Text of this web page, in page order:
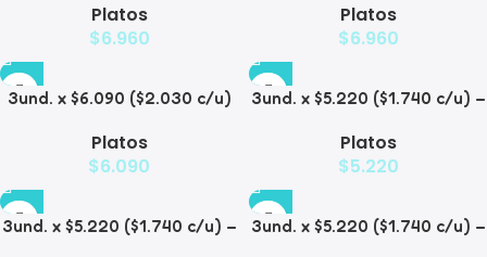
Mascotas
Platos
$6.960
Pollito
Platos
$6.960
3und. x $6.090 ($2.030 c/u)
Platos
$6.090
3und. x $5.220 ($1.740 c/u) –
Platos
$5.220
3und. x $5.220 ($1.740 c/u) –
3und. x $5.220 ($1.740 c/u) –